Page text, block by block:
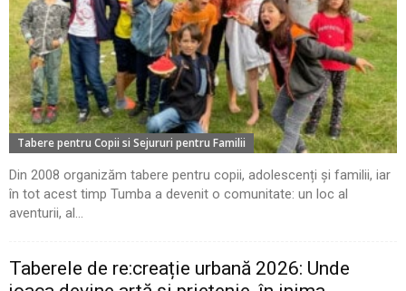
Tabere pentru Copii si Sejururi pentru Familii
Din 2008 organizăm tabere pentru copii, adolescenți și familii, iar
în tot acest timp Tumba a devenit o comunitate: un loc al
aventurii, al...
Taberele de re:creație urbană 2026: Unde